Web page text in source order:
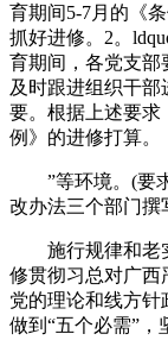
育期间5-7月的《
抓好进修。2。
育期间，各党支部
及时跟进组织干部
要。根据上述要求
例》的进修打算。
”等环境。(要求
改办法三个部门撰
施行规律和老实
修贯彻习总对广西
党的理论和线方针
做到“五个必需”，